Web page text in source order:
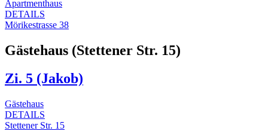
Apartmenthaus
DETAILS
Mörikestrasse 38
Gästehaus (Stettener Str. 15)
Zi. 5 (Jakob)
Gästehaus
DETAILS
Stettener Str. 15